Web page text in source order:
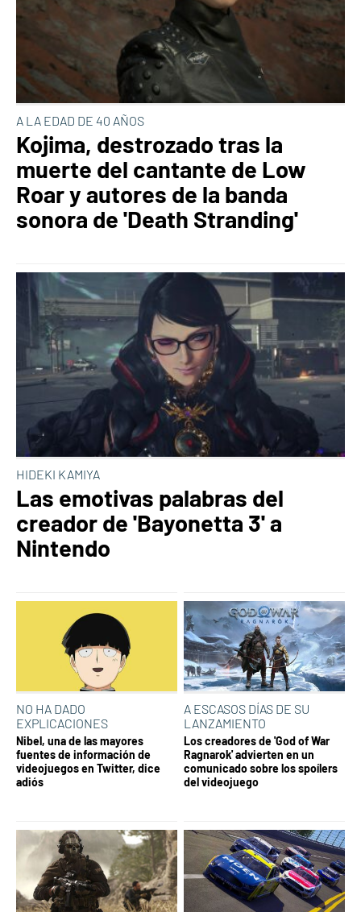
A LA EDAD DE 40 AÑOS
Kojima, destrozado tras la
muerte del cantante de Low
Roar y autores de la banda
sonora de 'Death Stranding'
HIDEKI KAMIYA
Las emotivas palabras del
creador de 'Bayonetta 3' a
Nintendo
NO HA DADO
EXPLICACIONES
Nibel, una de las mayores
fuentes de información de
videojuegos en Twitter, dice
adiós
A ESCASOS DÍAS DE SU
LANZAMIENTO
Los creadores de 'God of War
Ragnarok' advierten en un
comunicado sobre los spoílers
del videojuego